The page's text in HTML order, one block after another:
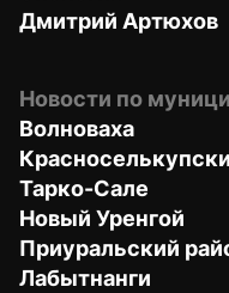
Дмитрий Артюхов
Новости по
Волноваха
Тарко-Сале
Новый Уренгой
Приуральский
Лабытнанги